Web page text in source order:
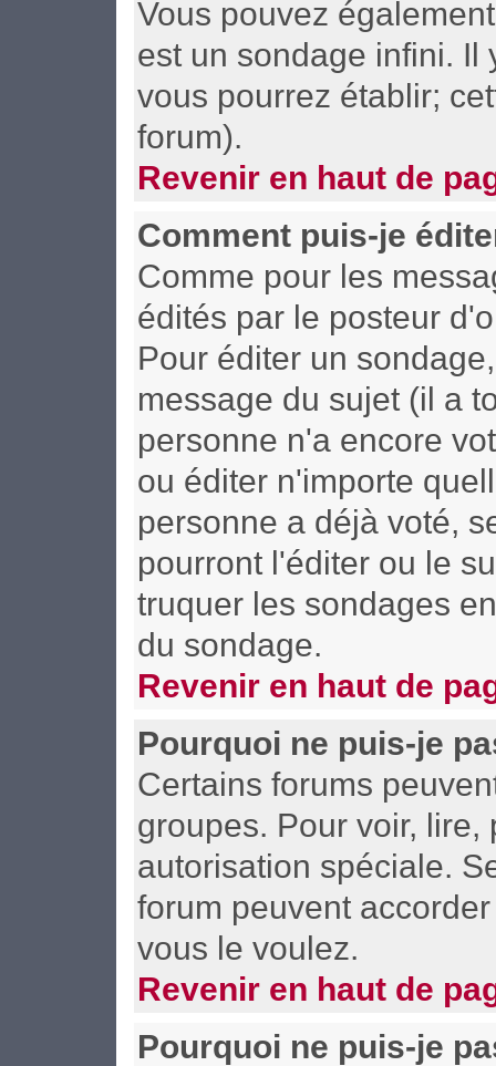
Vous pouvez
est un sondage infini. Il
vous pourrez établir;
forum).
Revenir en haut de
Comment puis-je
Comme pour les
édités par le posteur
Pour éditer un
message du sujet (il a
personne n'a encore
ou éditer n'importe
personne a déjà voté,
pourront l'éditer ou le
truquer les sondages
du sondage.
Revenir en haut de
Pourquoi ne puis-je
Certains forums
groupes. Pour voir, lire,
autorisation spéciale.
forum peuvent
vous le voulez.
Revenir en haut de
Pourquoi ne puis-je